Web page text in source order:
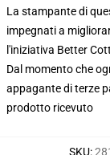
La stampante di
impegnati a
l'iniziativa Better
Dal momento che
appagante di terze
prodotto ricevuto
SKU: